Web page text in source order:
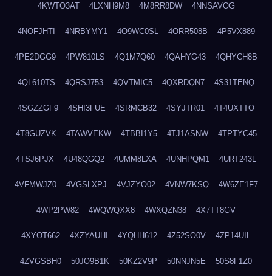
4KWTO3AT 4LXNH9M8 4M8RR8DW 4NNSAVOG
4NOFJHTI 4NRBYMY1 4O9WC0SL 4ORR508B 4P5VX889
4PE2DGG9 4PW810LS 4Q1M7Q60 4QAHYG43 4QHYCH8B
4QL610TS 4QRSJ753 4QVTMIC5 4QXRDQN7 4S31TENQ
4SGZZGF9 4SHI3FUE 4SRMCB32 4SYJTR01 4T4UXTTO
4T8GUZVK 4TAWVEKW 4TBBI1Y5 4TJ1ASNW 4TPTYC45
4TSJ6PJX 4U48QGQ2 4UMM8LXA 4UNHPQM1 4URT243L
4VFMWJZ0 4VGSLXPJ 4VJZYO02 4VNW7KSQ 4W6ZE1F7
4WP2PW82 4WQWQXX8 4WXQZN38 4X7TT8GV
4XYOT662 4XZYAUHI 4YQHH612 4Z52SO0V 4ZP14UIL
4ZVGSBH0 50JO9B1K 50KZ2V9P 50NNJN5E 50S8F1Z0